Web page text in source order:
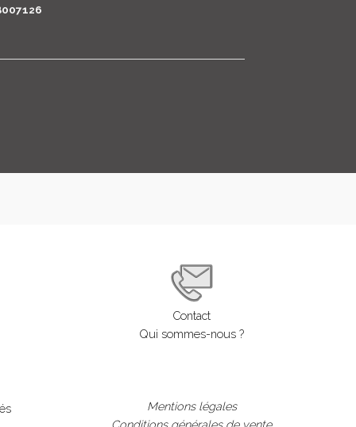
Contact
Qui sommes-nous ?
Mentions légales